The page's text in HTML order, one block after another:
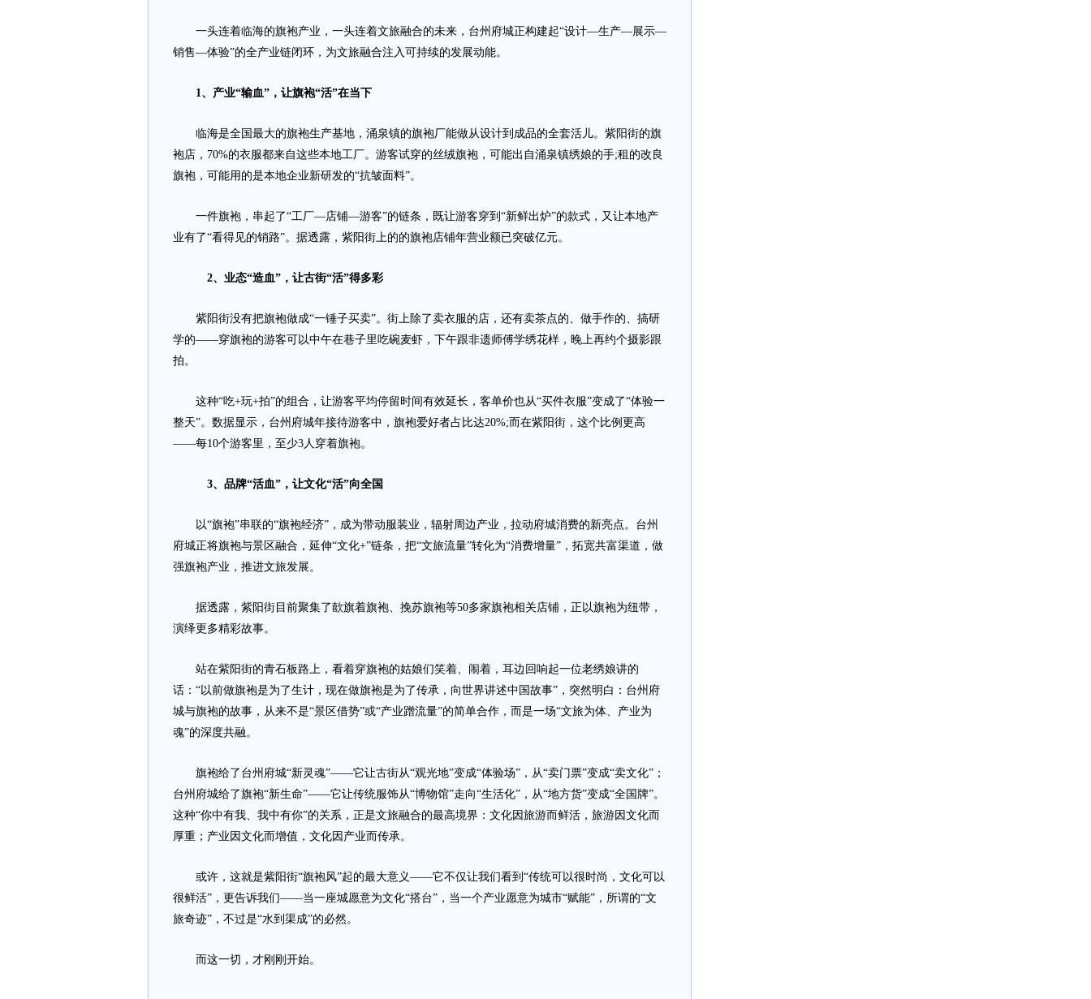
一头连着临海的旗袍产业，一头连着文旅融合的未来，台州府城正构建起“设计—生产—展示—
销售—体验”的全产业链闭环，为文旅融合注入可持续的发展动能。
1、产业“输血”，让旗袍“活”在当下
临海是全国最大的旗袍生产基地，涌泉镇的旗袍厂能做从设计到成品的全套活儿。紫阳街的旗
袍店，70%的衣服都来自这些本地工厂。游客试穿的丝绒旗袍，可能出自涌泉镇绣娘的手;租的改良
旗袍，可能用的是本地企业新研发的“抗皱面料”。
一件旗袍，串起了“工厂—店铺—游客”的链条，既让游客穿到“新鲜出炉”的款式，又让本地产
业有了“看得见的销路”。据透露，紫阳街上的的旗袍店铺年营业额已突破亿元。
2、业态“造血”，让古街“活”得多彩
紫阳街没有把旗袍做成“一锤子买卖”。街上除了卖衣服的店，还有卖茶点的、做手作的、搞研
学的——穿旗袍的游客可以中午在巷子里吃碗麦虾，下午跟非遗师傅学绣花样，晚上再约个摄影跟
拍。
这种“吃+玩+拍”的组合，让游客平均停留时间有效延长，客单价也从“买件衣服”变成了“体验一
整天”。数据显示，台州府城年接待游客中，旗袍爱好者占比达20%;而在紫阳街，这个比例更高
——每10个游客里，至少3人穿着旗袍。
3、品牌“活血”，让文化“活”向全国
以“旗袍”串联的“旗袍经济”，成为带动服装业，辐射周边产业，拉动府城消费的新亮点。台州
府城正将旗袍与景区融合，延伸“文化+”链条，把“文旅流量”转化为“消费增量”，拓宽共富渠道，做
强旗袍产业，推进文旅发展。
据透露，紫阳街目前聚集了歖旗着旗袍、挽苏旗袍等50多家旗袍相关店铺，正以旗袍为纽带，
演绎更多精彩故事。
站在紫阳街的青石板路上，看着穿旗袍的姑娘们笑着、闹着，耳边回响起一位老绣娘讲的
话：“以前做旗袍是为了生计，现在做旗袍是为了传承，向世界讲述中国故事”，突然明白：台州府
城与旗袍的故事，从来不是“景区借势”或“产业蹭流量”的简单合作，而是一场“文旅为体、产业为
魂”的深度共融。
旗袍给了台州府城“新灵魂”——它让古街从“观光地”变成“体验场”，从“卖门票”变成“卖文化”；
台州府城给了旗袍“新生命”——它让传统服饰从“博物馆”走向“生活化”，从“地方货”变成“全国牌”。
这种“你中有我、我中有你”的关系，正是文旅融合的最高境界：文化因旅游而鲜活，旅游因文化而
厚重；产业因文化而增值，文化因产业而传承。
或许，这就是紫阳街“旗袍风”起的最大意义——它不仅让我们看到“传统可以很时尚，文化可以
很鲜活”，更告诉我们——当一座城愿意为文化“搭台”，当一个产业愿意为城市“赋能”，所谓的“文
旅奇迹”，不过是“水到渠成”的必然。
而这一切，才刚刚开始。